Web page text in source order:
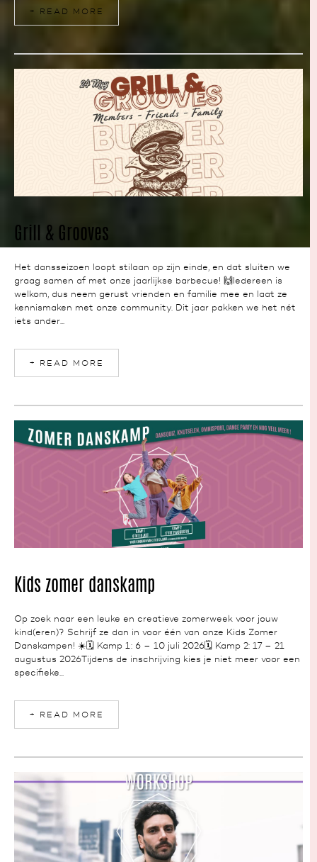
+ READ MORE
NEWS
Grill & Grooves
Het dansseizoen loopt stilaan op zijn einde, en dat sluiten we
graag samen af met onze jaarlijkse barbecue! 🙌Iedereen is
welkom, dus neem gerust vrienden en familie mee en laat ze
kennismaken met onze community. Dit jaar pakken we het nét
iets ander...
+ READ MORE
NEWS
Kids zomer danskamp
Op zoek naar een leuke en creatieve zomerweek voor jouw
kind(eren)? Schrijf ze dan in voor één van onze Kids Zomer
Danskampen! ☀️🗓️ Kamp 1: 6 – 10 juli 2026🗓️ Kamp 2: 17 – 21
augustus 2026Tijdens de inschrijving kies je niet meer voor een
specifieke...
+ READ MORE